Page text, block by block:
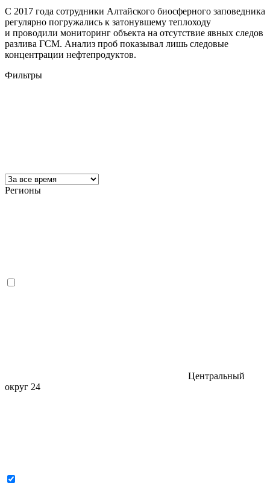
С 2017 года сотрудники Алтайского биосферного заповедника
регулярно погружались к затонувшему теплоходу
и проводили мониторинг объекта на отсутствие явных следов
разлива ГСМ. Анализ проб показывал лишь следовые
концентрации нефтепродуктов.
Фильтры
Регионы
Центральный
округ 24